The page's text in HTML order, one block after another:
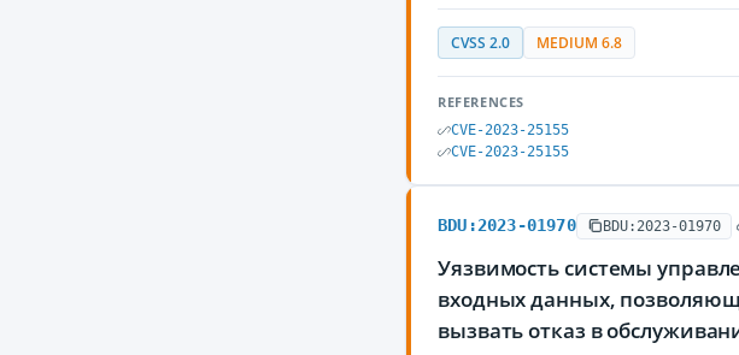
CVSS 2.0 MEDIUM 6.8
REFERENCES
CVE-2023-25155
CVE-2023-25155
BDU:2023-01970 BDU:2023-01970
Уязвимость системы
входных данных,
вызвать отказ в